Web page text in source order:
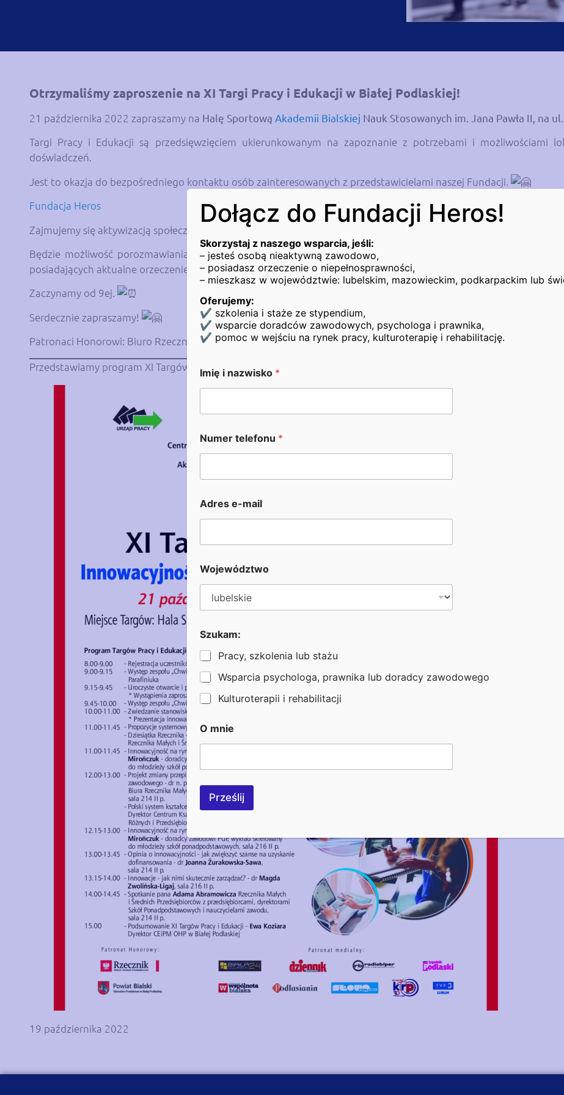
Otrzymaliśmy zaproszenie na XI Targi Pracy i Edukacji w Białej Podlaskiej!
21 października 2022 zapraszamy na Halę Sportową Akademii Bialskiej Nauk Stosowanych im. Jana Pawła II, na
Targi Pracy i Edukacji są przedsięwzięciem ukierunkowanym na zapoznanie z potrzebami i możliwościami
doświadczeń.
Jest to okazja do bezpośredniego kontaktu osób zainteresowanych z przedstawicielami naszej Fundacji.
Fundacja Heros
Zajmujemy się aktywizacją społeczno-zawodową osób z niepełnosprawnościami.
Będzie możliwość porozmawiania z nami na temat dostępnych ofert pracy i stażu, oraz dostępnych szkoleń
posiadających aktualne orzeczenie o niepełnosprawności.
Zaczynamy od 9ej.
Serdecznie zapraszamy!
Patronaci Honorowi: Biuro Rzecznika Małych i Średnich Przedsiębiorców i Starostwo Powiatowe w Białej Podlaskiej.
Przedstawiamy program XI Targów Pracy i Edukacji:
19 października 2022
Dołącz do Fundacji Heros!
Skorzystaj z naszego wsparcia, jeśli:
– jesteś osobą nieaktywną zawodowo,
– posiadasz orzeczenie o niepełnosprawności,
– mieszkasz w województwie: lubelskim, mazowieckim, podkarpackim lub
Oferujemy:
✔ szkolenia i staże ze stypendium,
✔ wsparcie doradców zawodowych, psychologa i prawnika,
✔ pomoc w wejściu na rynek pracy, kulturoterapię i rehabilitację.
Imię i nazwisko *
Numer telefonu *
e
l
f
n
u
I
i
e
m
a
i
l
Adres e-mail
Województwo
Szukam:
Pracy, szkolenia lub stażu
Wsparcia psychologa, prawnika lub doradcy zawodowego
Kulturoterapii i rehabilitacji
O mnie
Prześlij